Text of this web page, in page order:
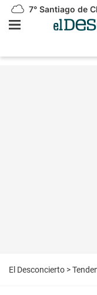
7° Santiago de
El Desconcierto >